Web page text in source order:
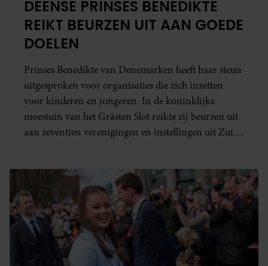
DEENSE PRINSES BENEDIKTE
REIKT BEURZEN UIT AAN GOEDE
DOELEN
Prinses Benedikte van Denemarken heeft haar steun
uitgesproken voor organisaties die zich inzetten
voor kinderen en jongeren. In de koninklijke
moestuin van het Gråsten Slot reikte zij beurzen uit
aan zeventien verenigingen en instellingen uit Zuid-